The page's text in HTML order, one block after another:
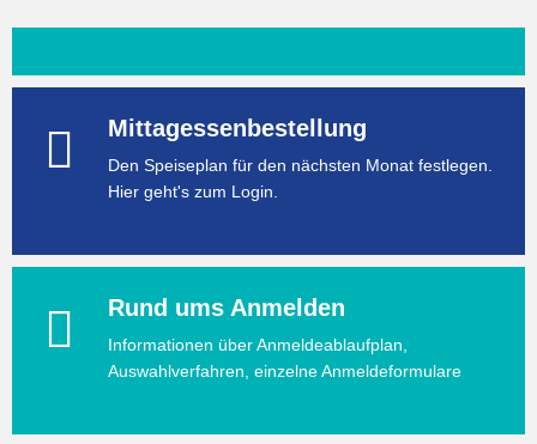
Mittagessenbestellung
Den Speiseplan für den nächsten Monat festlegen.
Hier geht's zum Login.
Rund ums Anmelden
Informationen über Anmeldeablaufplan,
Auswahlverfahren, einzelne Anmeldeformulare